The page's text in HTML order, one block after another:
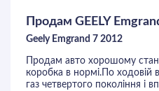
Продам GEELY
Geely Emgrand 7 2012
Продам авто хорошому
коробка в нормі.По ходовій
газ четвертого покоління і